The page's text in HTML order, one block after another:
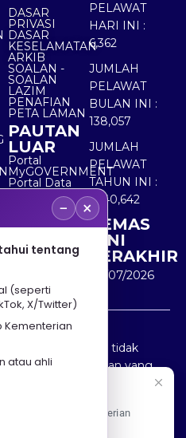
DASAR
PRIVASI
DASAR
KESELAMATAN
ARKIB
SOALAN -
SOALAN
LAZIM
PENAFIAN
PETA LAMAN
PAUTAN
LUAR
Portal
MyGOVERNMENT
Portal Data
Terbuka
Sektor Awam
PELAWAT
HARI INI :
6,362
JUMLAH
PELAWAT
BULAN INI :
138,057
JUMLAH
PELAWAT
TAHUN INI :
5,540,642
KEMAS
KINI
TERAKHIR
30/07/2026
dan Kementerian
(MOTAC) adalah tidak
atau kerugian yang
mana-mana maklumat
− ×
tentang
(seperti
X/Twitter)
Kementerian
atau ahli
Portal Rasmi Kementerian